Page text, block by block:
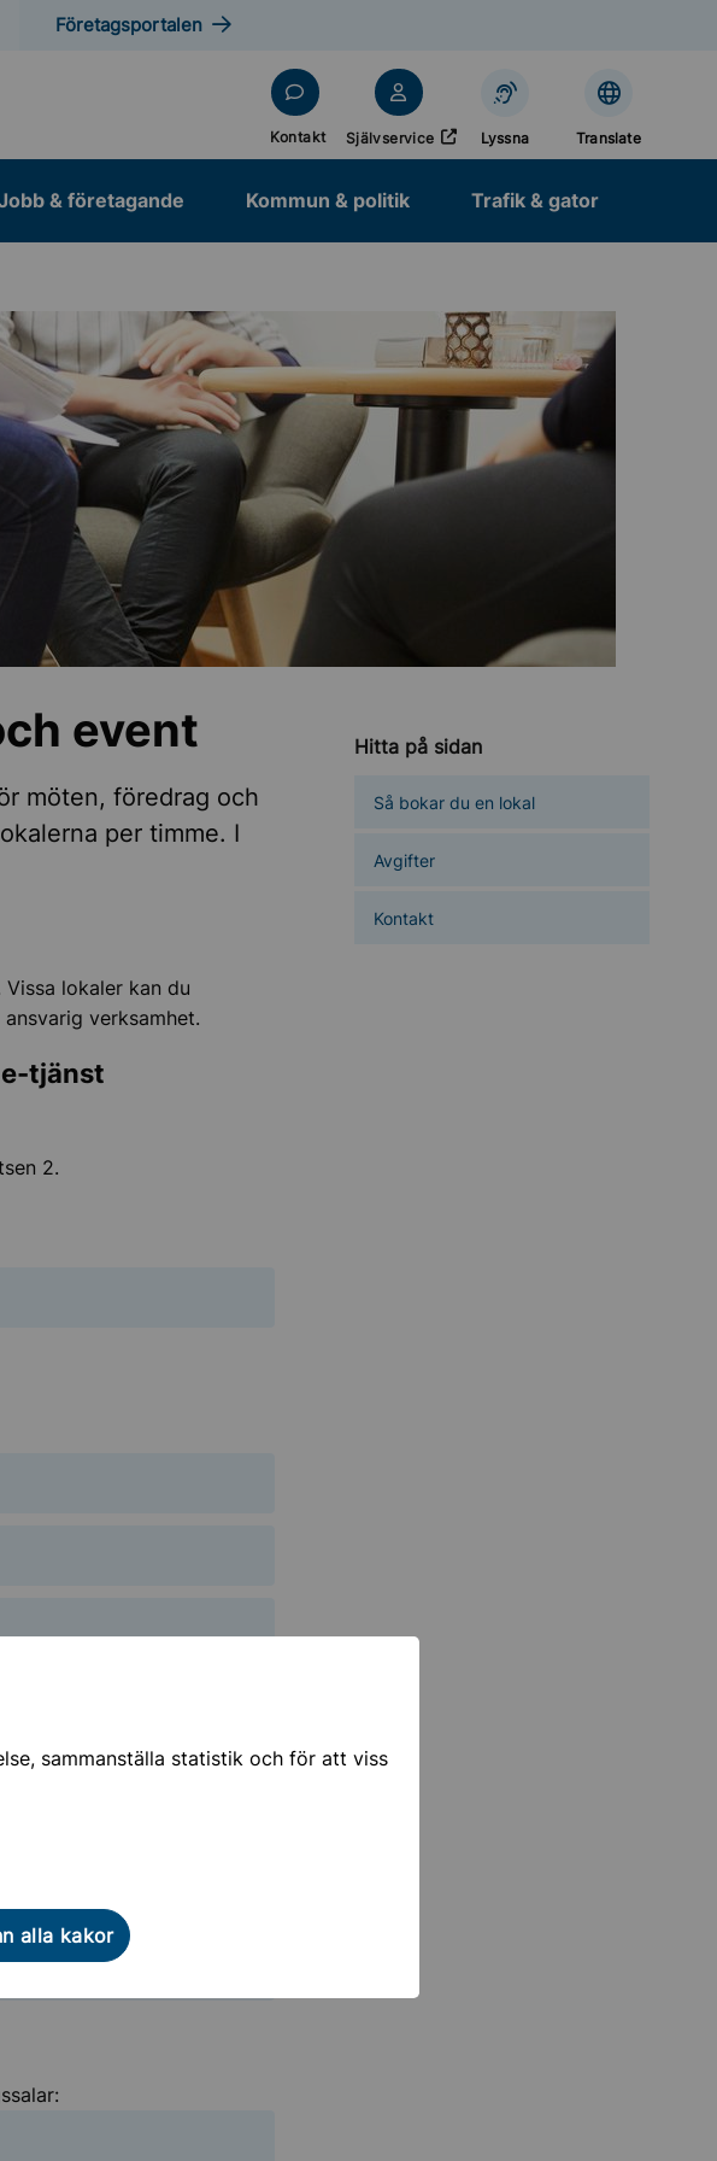
sammanställa statistik och för att viss
alla kakor
Företagsportalen
Kontakt Självservice
Öppnas i nytt fönster
Lyssna Translate
& företagande Kommun & politik Trafik & gator
Hitta på sidan
Så bokar du en lokal
Avgifter
Kontakt
event
möten, föredrag och
per timme. I
lokaler kan du
verksamhet.
tjänst
2.
på plats.